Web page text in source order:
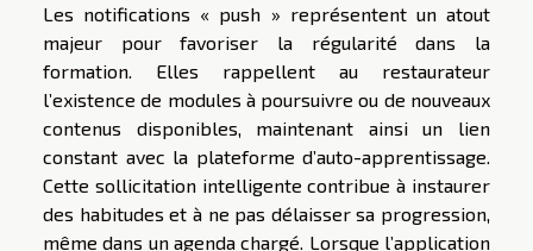
Les notifications « push » représentent un atout
majeur pour favoriser la régularité dans la
formation. Elles rappellent au restaurateur
l’existence de modules à poursuivre ou de nouveaux
contenus disponibles, maintenant ainsi un lien
constant avec la plateforme d’auto-apprentissage.
Cette sollicitation intelligente contribue à instaurer
des habitudes et à ne pas délaisser sa progression,
même dans un agenda chargé. Lorsque l’application